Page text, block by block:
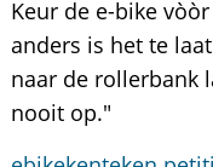
Keur de e-bike
anders is het te
naar de rollerbank
nooit op."